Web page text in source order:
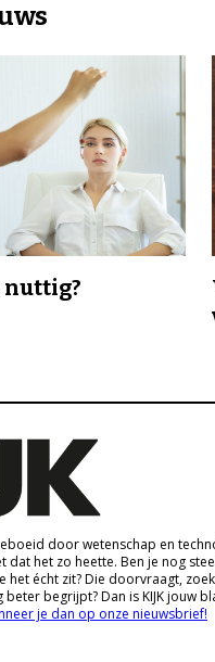
nuttig?
door wetenschap en
dat het zo heette. Ben je nog
het écht zit? Die doorvraagt,
begrijpt? Dan is KIJK jouw
je dan op onze nieuwsbrief!